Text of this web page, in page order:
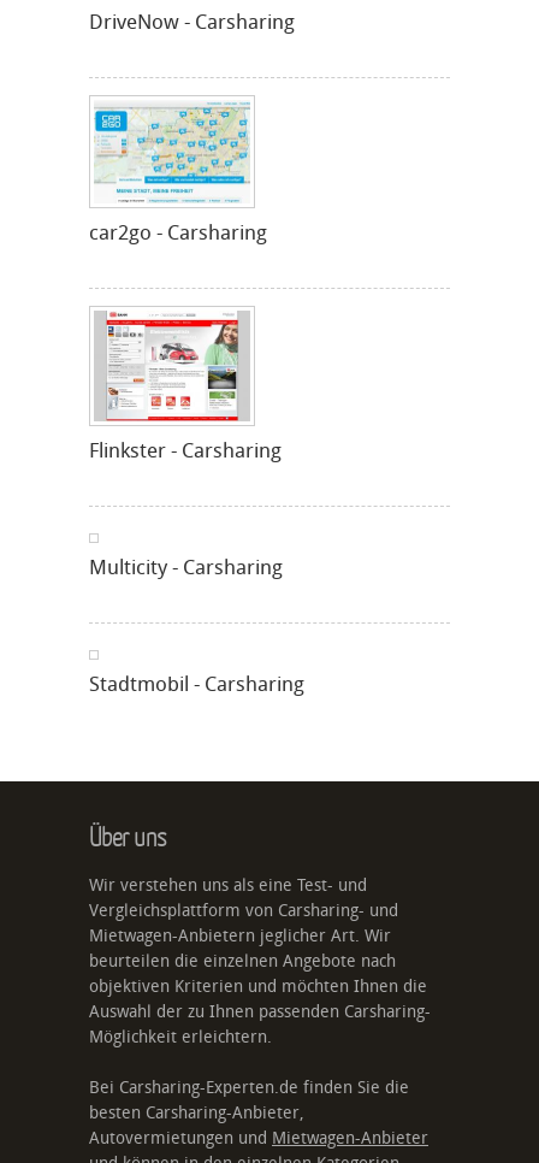
DriveNow - Carsharing
car2go - Carsharing
Flinkster - Carsharing
Multicity - Carsharing
Stadtmobil - Carsharing
Über uns
Wir verstehen uns als eine Test- und
Vergleichsplattform von Carsharing- und
Mietwagen-Anbietern jeglicher Art. Wir
beurteilen die einzelnen Angebote nach
objektiven Kriterien und möchten Ihnen die
Auswahl der zu Ihnen passenden Carsharing-
Möglichkeit erleichtern.
Bei Carsharing-Experten.de finden Sie die
besten Carsharing-Anbieter,
Autovermietungen und Mietwagen-Anbieter